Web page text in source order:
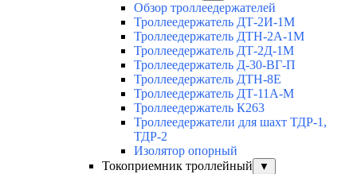
Обзор троллеедержателей
Троллеедержатель ДТ-2И-1М
Троллеедержатель ДТН-2А-1М
Троллеедержатель ДТ-2Д-1М
Троллеедержатель Д-30-ВГ-П
Троллеедержатель ДТН-8Е
Троллеедержатель ДТ-11А-М
Троллеедержатель К263
Троллеедержатели для шахт ТДР-1,
ТДР-2
Изолятор опорный
Токоприемник троллейный
▼